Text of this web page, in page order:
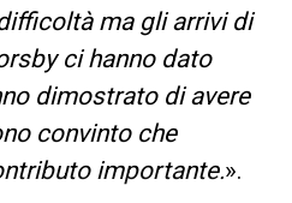
ma gli arrivi di
ci hanno dato
dimostrato di avere
convinto che
importante.».